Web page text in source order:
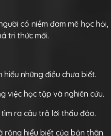
có niềm đam mê học hỏi,
tri thức mới.
hiểu những điều chưa biết.
việc học tập và nghiên cứu.
ra câu trả lời thấu đáo.
rộng hiểu biết của bản thân.